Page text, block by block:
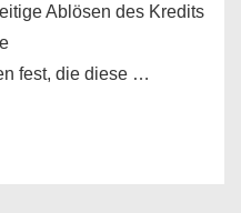
Ablösen des Kredits
fest, die diese …